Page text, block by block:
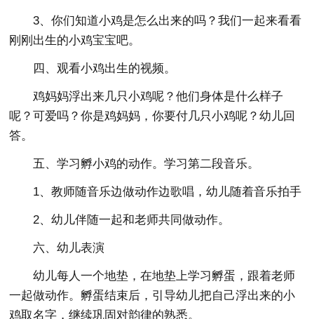
3、你们知道小鸡是怎么出来的吗？我们一起来看看
刚刚出生的小鸡宝宝吧。
四、观看小鸡出生的视频。
鸡妈妈浮出来几只小鸡呢？他们身体是什么样子
呢？可爱吗？你是鸡妈妈，你要付几只小鸡呢？幼儿回
答。
五、学习孵小鸡的动作。学习第二段音乐。
1、教师随音乐边做动作边歌唱，幼儿随着音乐拍手
2、幼儿伴随一起和老师共同做动作。
六、幼儿表演
幼儿每人一个地垫，在地垫上学习孵蛋，跟着老师
一起做动作。孵蛋结束后，引导幼儿把自己浮出来的小
鸡取名字，继续巩固对韵律的熟悉。